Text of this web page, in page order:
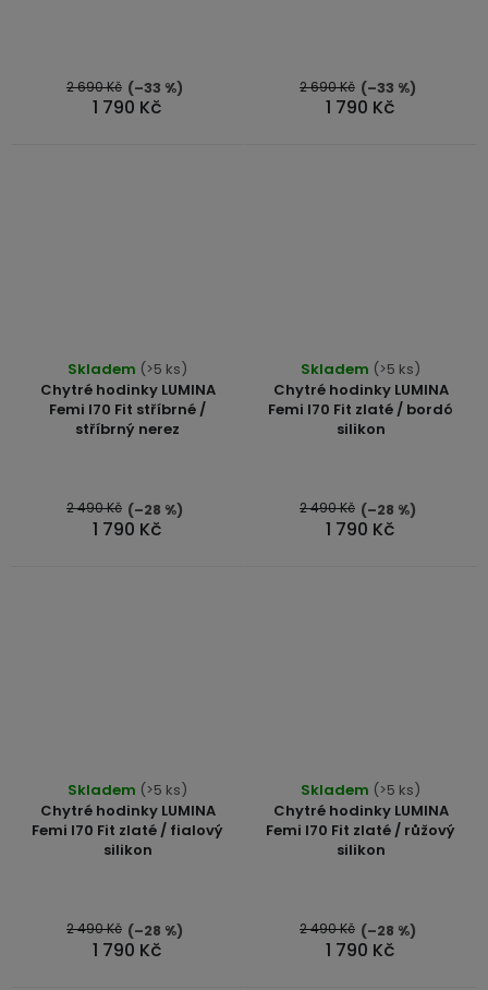
5
hvězdiček.
1 790 Kč
2 690 Kč (–33 %)
5
hvězdiček.
1 790 Kč
2 690 Kč (–33 %)
Chytré hodinky LUMINA
Femi I70 Fit stříbrné /
stříbrný nerez
hodnocení
produktu
je
5
hvězdiček.
Skladem (>5 ks)
1 790 Kč
2 490 Kč (–28 %)
Chytré hodinky LUMINA
Femi I70 Fit zlaté / bordó
silikon
Skladem (>5 ks)
1 790 Kč
2 490 Kč (–28 %)
Chytré hodinky LUMINA
Femi I70 Fit zlaté / fialový
silikon
Skladem (>5 ks)
1 790 Kč
2 490 Kč (–28 %)
Chytré hodinky LUMINA
Femi I70 Fit zlaté / růžový
silikon
Skladem (>5 ks)
1 790 Kč
2 490 Kč (–28 %)